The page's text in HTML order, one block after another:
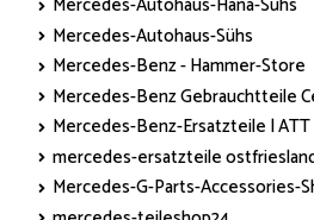
Mercedes-Autohaus-Sühs
Mercedes-Benz - Hammer-Store
Mercedes-Benz Gebrauchtteile
Mercedes-Benz-Ersatzteile | ATT
mercedes-ersatzteile
Mercedes-G-Parts-Accessories-